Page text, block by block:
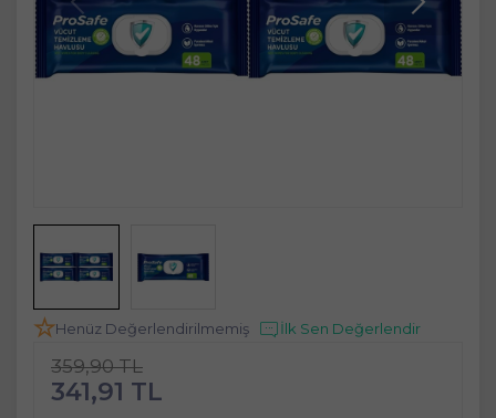
Henüz Değerlendirilmemiş İlk Sen Değerlendir
359,90 TL
341,91 TL